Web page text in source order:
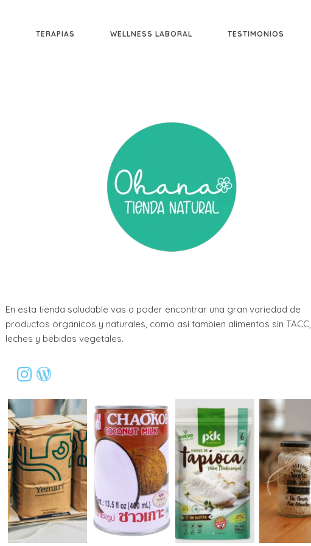
TERAPIAS WELLNESS LABORAL TESTIMONIOS
En esta tienda saludable vas a poder encontrar una gran variedad de
productos organicos y naturales, como asi tambien alimentos sin TACC,
leches y bebidas vegetales.